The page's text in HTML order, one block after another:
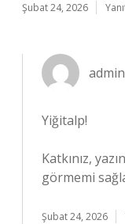
Şubat 24, 2026
admin
Yiğitalp!
Katkınız,
görmemi
Şubat 24, 2026